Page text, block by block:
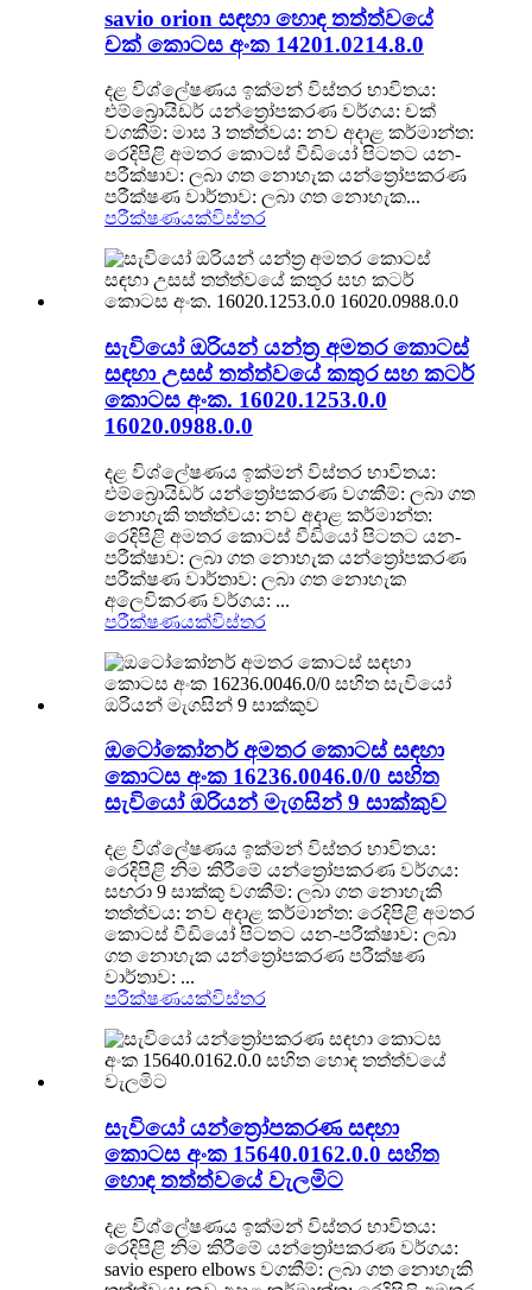
savio orion සඳහා හොඳ තත්ත්වයේ
චක් කොටස අංක 14201.0214.8.0
දළ විශ්ලේෂණය ඉක්මන් විස්තර භාවිතය:
එම්බ්‍රොයිඩර් යන්ත්‍රෝපකරණ වර්ගය: චක්
වගකීම්: මාස 3 තත්ත්වය: නව අදාළ කර්මාන්ත:
රෙදිපිළි අමතර කොටස් වීඩියෝ පිටතට යන-
පරීක්ෂාව: ලබා ගත නොහැක යන්ත්‍රෝපකරණ
පරීක්ෂණ වාර්තාව: ලබා ගත නොහැක...
පරීක්ෂණයක්විස්තර
සැවියෝ ඔරියන් යන්ත්‍ර අමතර කොටස්
සඳහා උසස් තත්ත්වයේ කතුර සහ කටර්
කොටස අංක. 16020.1253.0.0
16020.0988.0.0
දළ විශ්ලේෂණය ඉක්මන් විස්තර භාවිතය:
එම්බ්‍රොයිඩර් යන්ත්‍රෝපකරණ වගකීම්: ලබා ගත
නොහැකි තත්ත්වය: නව අදාළ කර්මාන්ත:
රෙදිපිළි අමතර කොටස් වීඩියෝ පිටතට යන-
පරීක්ෂාව: ලබා ගත නොහැක යන්ත්‍රෝපකරණ
පරීක්ෂණ වාර්තාව: ලබා ගත නොහැක
අලෙවිකරණ වර්ගය: ...
පරීක්ෂණයක්විස්තර
ඔටෝකෝනර් අමතර කොටස් සඳහා
කොටස අංක 16236.0046.0/0 සහිත
සැවියෝ ඔරියන් මැගසින් 9 සාක්කුව
දළ විශ්ලේෂණය ඉක්මන් විස්තර භාවිතය:
රෙදිපිළි නිම කිරීමේ යන්ත්‍රෝපකරණ වර්ගය:
සඟරා 9 සාක්කු වගකීම්: ලබා ගත නොහැකි
තත්ත්වය: නව අදාළ කර්මාන්ත: රෙදිපිළි අමතර
කොටස් වීඩියෝ පිටතට යන-පරීක්ෂාව: ලබා
ගත නොහැක යන්ත්‍රෝපකරණ පරීක්ෂණ
වාර්තාව: ...
පරීක්ෂණයක්විස්තර
සැවියෝ යන්ත්‍රෝපකරණ සඳහා
කොටස අංක 15640.0162.0.0 සහිත
හොඳ තත්ත්වයේ වැලමිට
දළ විශ්ලේෂණය ඉක්මන් විස්තර භාවිතය:
රෙදිපිළි නිම කිරීමේ යන්ත්‍රෝපකරණ වර්ගය:
savio espero elbows වගකීම්: ලබා ගත නොහැකි